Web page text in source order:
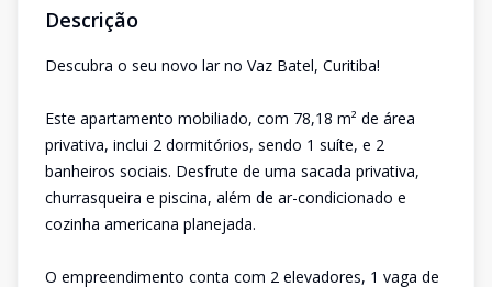
Descrição
Descubra o seu novo lar no Vaz Batel, Curitiba!
Este apartamento mobiliado, com 78,18 m² de área
privativa, inclui 2 dormitórios, sendo 1 suíte, e 2
banheiros sociais. Desfrute de uma sacada privativa,
churrasqueira e piscina, além de ar-condicionado e
cozinha americana planejada.
O empreendimento conta com 2 elevadores, 1 vaga de